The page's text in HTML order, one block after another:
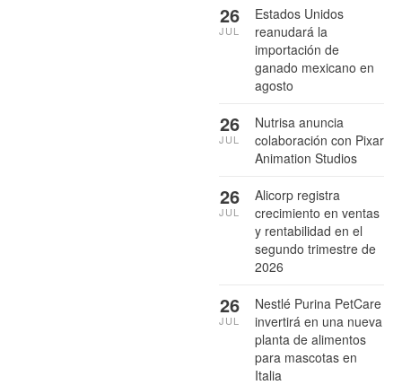
Estados Unidos
reanudará la
importación de
ganado mexicano en
agosto
26
JUL
Nutrisa anuncia
colaboración con Pixar
Animation Studios
26
JUL
Alicorp registra
crecimiento en ventas
y rentabilidad en el
segundo trimestre de
2026
26
JUL
Nestlé Purina PetCare
invertirá en una nueva
planta de alimentos
para mascotas en
Italia
26
JUL